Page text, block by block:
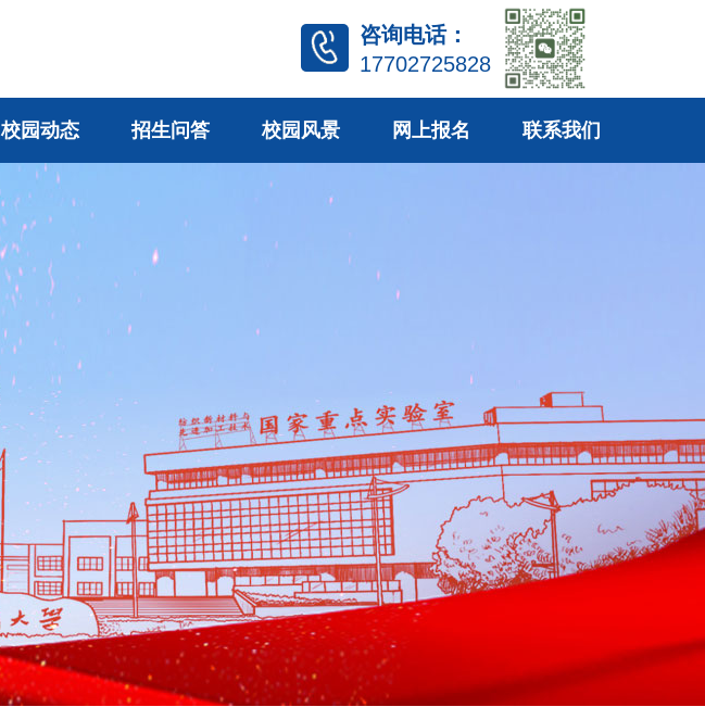
咨询电话：
17702725828
校园动态 招生问答 校园风景 网上报名 联系我们